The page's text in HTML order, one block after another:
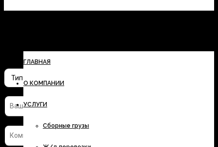
ГЛАВНАЯ
О КОМПАНИИ
УСЛУГИ
Сборные грузы
стоимость перевозки